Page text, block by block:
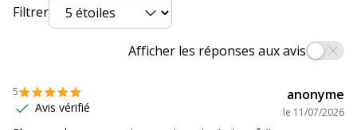
Quantité emballée 1
Filtrer
Afficher les réponses aux avis
5
Avis vérifié
anonyme
le 11/07/2026